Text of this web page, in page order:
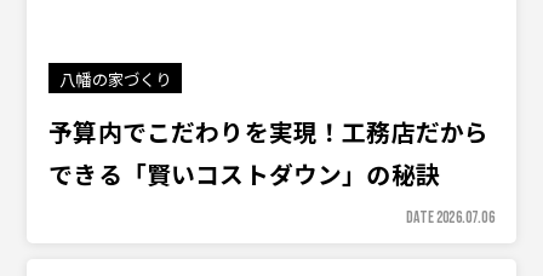
八幡の家づくり
予算内でこだわりを実現！工務店だから
できる「賢いコストダウン」の秘訣
DATE 2026.07.06